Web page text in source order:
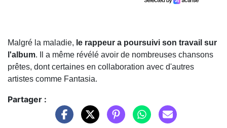
Malgré la maladie, le rappeur a poursuivi son travail sur
l'album. Il a même révélé avoir de nombreuses chansons
prêtes, dont certaines en collaboration avec d'autres
artistes comme Fantasia.
Partager :